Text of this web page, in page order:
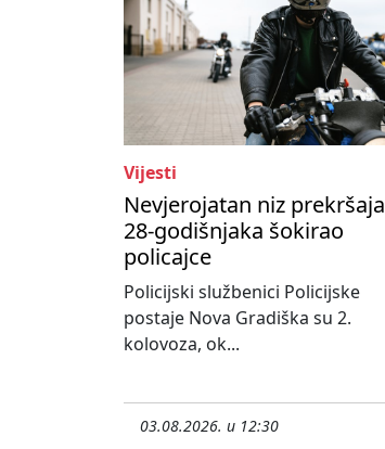
Vijesti
Nevjerojatan niz prekršaja
28-godišnjaka šokirao
policajce
Policijski službenici Policijske
postaje Nova Gradiška su 2.
kolovoza, ok...
03.08.2026. u 12:30